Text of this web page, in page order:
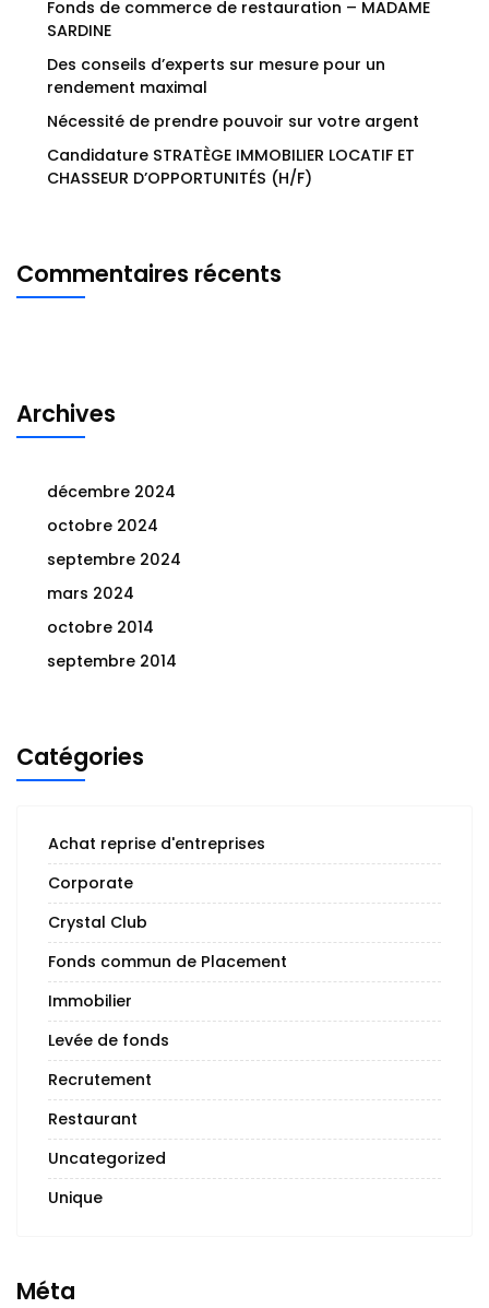
Fonds de commerce de restauration – MADAME
SARDINE
Des conseils d’experts sur mesure pour un
rendement maximal
Nécessité de prendre pouvoir sur votre argent
Candidature STRATÈGE IMMOBILIER LOCATIF ET
CHASSEUR D’OPPORTUNITÉS (H/F)
Commentaires récents
Archives
décembre 2024
octobre 2024
septembre 2024
mars 2024
octobre 2014
septembre 2014
Catégories
Achat reprise d'entreprises
Corporate
Crystal Club
Fonds commun de Placement
Immobilier
Levée de fonds
Recrutement
Restaurant
Uncategorized
Unique
Méta